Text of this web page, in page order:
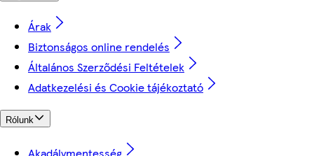
Árak
Biztonságos online rendelés
Általános Szerződési Feltételek
Adatkezelési és Cookie tájékoztató
Rólunk